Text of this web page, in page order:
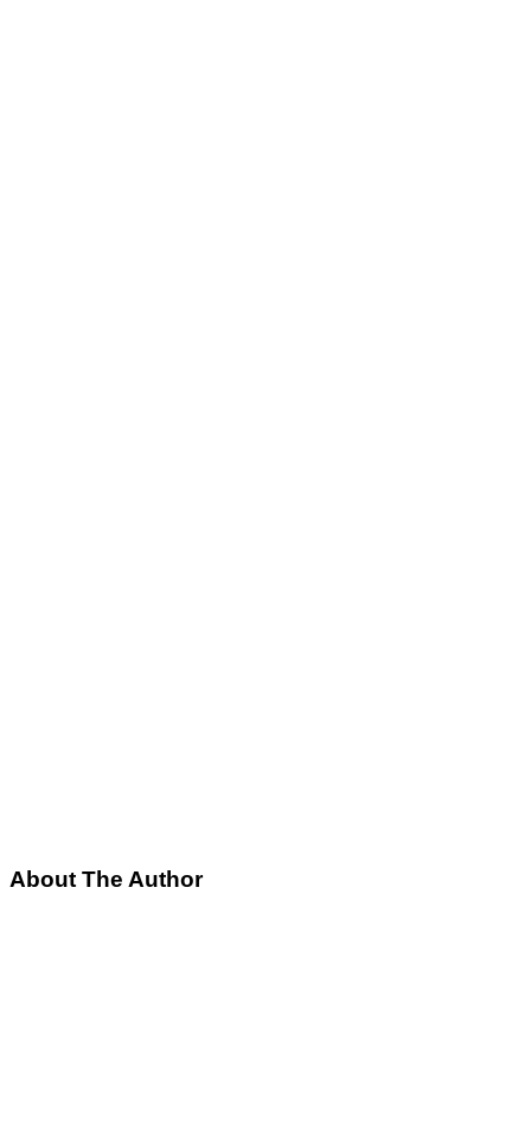
About The Author